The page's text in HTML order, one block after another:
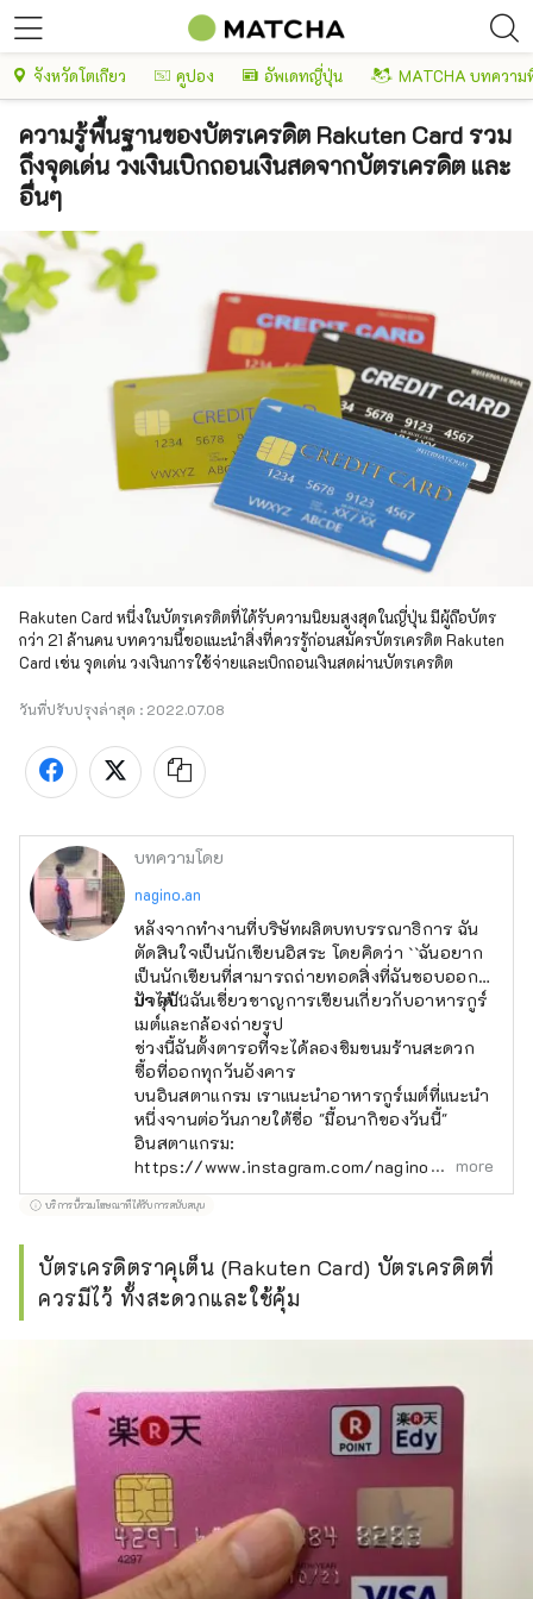
จังหวัดโตเกียว คูปอง อัพเดทญี่ปุ่น MATCHA บทความ
ความรู้พื้นฐานของบัตรเครดิต Rakuten Card รวม
ถึงจุดเด่น วงเงินเบิกถอนเงินสดจากบัตรเครดิต และ
อื่นๆ
Rakuten Card หนึ่งในบัตรเครดิตที่ได้รับความนิยมสูงสุดในญี่ปุ่น มีผู้ถือบัตร
กว่า 21 ล้านคน บทความนี้ขอแนะนำสิ่งที่ควรรู้ก่อนสมัครบัตรเครดิต Rakuten
Card เช่น จุดเด่น วงเงินการใช้จ่ายและเบิกถอนเงินสดผ่านบัตรเครดิต
วันที่ปรับปรุงล่าสุด : 2022.07.08
บทความโดย
nagino.an
หลังจากทำงานที่บริษัทผลิตบทบรรณาธิการ ฉัน
ตัดสินใจเป็นนักเขียนอิสระ โดยคิดว่า ``ฉันอยาก
เป็นนักเขียนที่สามารถถ่ายทอดสิ่งที่ฉันชอบออก
มาได้!''
ปัจจุบันฉันเชี่ยวชาญการเขียนเกี่ยวกับอาหารกูร์
เมต์และกล้องถ่ายรูป
ช่วงนี้ฉันตั้งตารอที่จะได้ลองชิมขนมร้านสะดวก
ซื้อที่ออกทุกวันอังคาร
บนอินสตาแกรม เราแนะนำอาหารกูร์เมต์ที่แนะนำ
หนึ่งจานต่อวันภายใต้ชื่อ "มื้อนากิของวันนี้"
อินสตาแกรม:
https://www.instagram.com/nagino.an/more
บริการนี้รวมโฆษณาที่ได้รับการสนับสนุน
บัตรเครดิตราคุเต็น (Rakuten Card) บัตรเครดิตที่
ควรมีไว้ ทั้งสะดวกและใช้คุ้ม